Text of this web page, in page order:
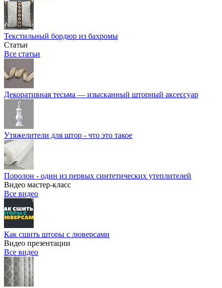
Текстильный бордюр из бахромы
Статьи
Все статьи
Декоративная тесьма — изысканный шторный аксессуар
Утяжелители для штор - что это такое
Поролон - один из первых синтетических утеплителей
Видео мастер-класс
Все видео
Как сшить шторы с люверсами
Видео презентации
Все видео